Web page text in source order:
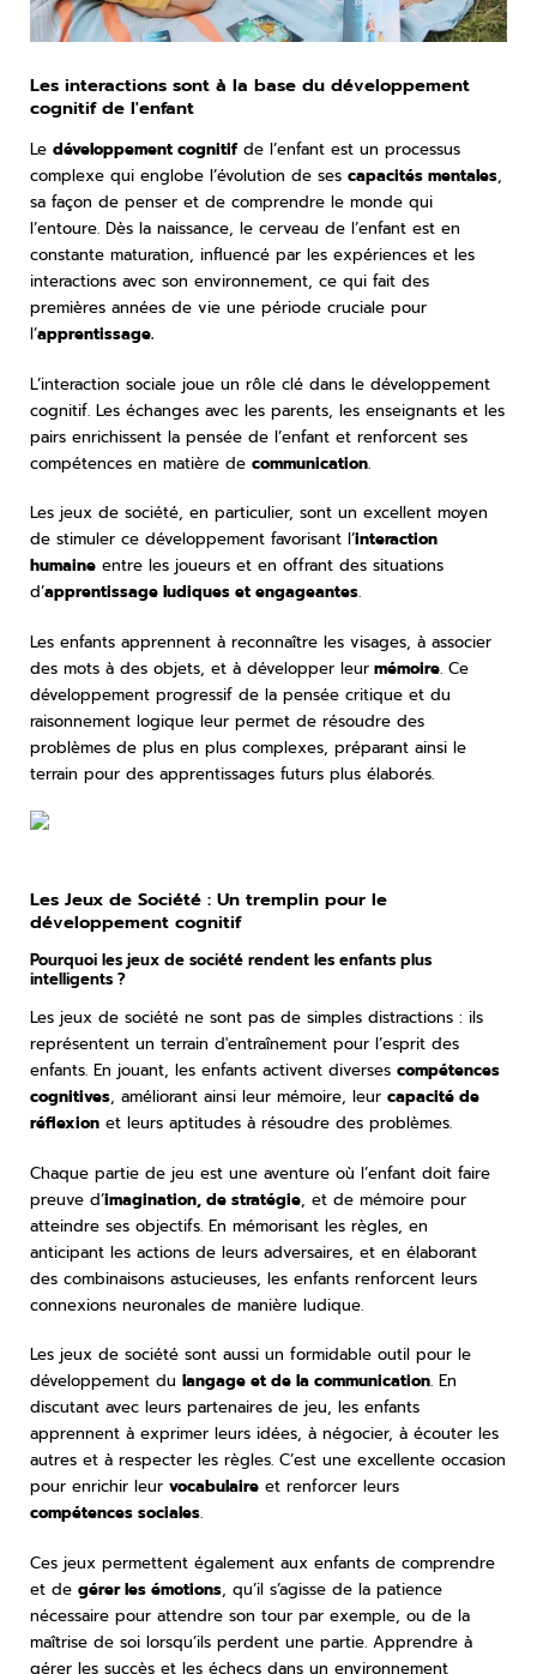
Les interactions sont à la base du développement
cognitif de l'enfant
Le développement cognitif de l’enfant est un processus
complexe qui englobe l’évolution de ses capacités mentales,
sa façon de penser et de comprendre le monde qui
l’entoure. Dès la naissance, le cerveau de l’enfant est en
constante maturation, influencé par les expériences et les
interactions avec son environnement, ce qui fait des
premières années de vie une période cruciale pour
l’apprentissage.
L’interaction sociale joue un rôle clé dans le développement
cognitif. Les échanges avec les parents, les enseignants et les
pairs enrichissent la pensée de l’enfant et renforcent ses
compétences en matière de communication.
Les jeux de société, en particulier, sont un excellent moyen
de stimuler ce développement favorisant l’interaction
humaine entre les joueurs et en offrant des situations
d’apprentissage ludiques et engageantes.
Les enfants apprennent à reconnaître les visages, à associer
des mots à des objets, et à développer leur mémoire. Ce
développement progressif de la pensée critique et du
raisonnement logique leur permet de résoudre des
problèmes de plus en plus complexes, préparant ainsi le
terrain pour des apprentissages futurs plus élaborés.
Les Jeux de Société : Un tremplin pour le
développement cognitif
Pourquoi les jeux de société rendent les enfants plus
intelligents ?
Les jeux de société ne sont pas de simples distractions : ils
représentent un terrain d'entraînement pour l’esprit des
enfants. En jouant, les enfants activent diverses compétences
cognitives, améliorant ainsi leur mémoire, leur capacité de
réflexion et leurs aptitudes à résoudre des problèmes.
Chaque partie de jeu est une aventure où l’enfant doit faire
preuve d’imagination, de stratégie, et de mémoire pour
atteindre ses objectifs. En mémorisant les règles, en
anticipant les actions de leurs adversaires, et en élaborant
des combinaisons astucieuses, les enfants renforcent leurs
connexions neuronales de manière ludique.
Les jeux de société sont aussi un formidable outil pour le
développement du langage et de la communication. En
discutant avec leurs partenaires de jeu, les enfants
apprennent à exprimer leurs idées, à négocier, à écouter les
autres et à respecter les règles. C’est une excellente occasion
pour enrichir leur vocabulaire et renforcer leurs
compétences sociales.
Ces jeux permettent également aux enfants de comprendre
et de gérer les émotions, qu’il s’agisse de la patience
nécessaire pour attendre son tour par exemple, ou de la
maîtrise de soi lorsqu’ils perdent une partie. Apprendre à
gérer les succès et les échecs dans un environnement